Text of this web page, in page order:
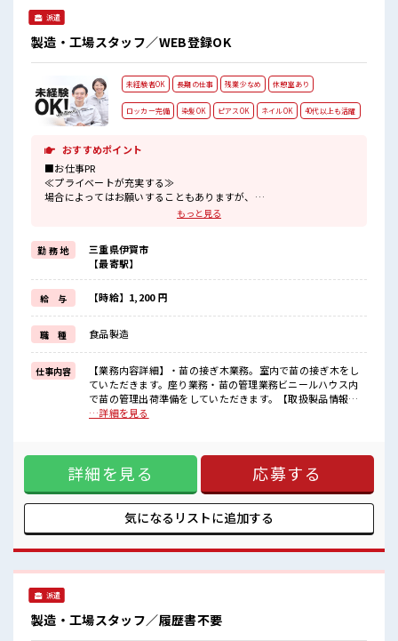
派遣
製造・工場スタッフ／WEB登録OK
未経験者OK 長期の仕事 残業少なめ 休憩室あり
ロッカー完備 染髪OK ピアスOK ネイルOK 40代以上も活躍
おすすめポイント
■お仕事PR
≪プライベートが充実する≫
場合によってはお願いすることもありますが、
明るすぎたり奇抜でなければ基本的に自由！
(規定有)≪初めての仕事だけど自分にもできそう≫
新しいことにチャレンジするのは不安だけど、
しっかり働く環境が整っています！
イチからスキルUP・ステップUP目指していきましょう！
≪自分に向いている仕事が探せる≫
困った事などがあれば、
担当がしっかりサポートします！
■職場の雰囲気
派手すぎなければ多少のヘアカラーもOKなのはウレシイPoint☆
休憩室で楽しくランチ♪
時間があれば昼寝もしちゃおう！
もっと見る
勤 務 地
三重県伊賀市
【最寄駅】
給 与 【時給】1,200 円
職 種 食品製造
仕事内容
【業務内容詳細】・苗の接ぎ木業務。室内で苗の接ぎ木をし
ていただきます。座り業務・苗の管理業務ビニールハウス内
で苗の管理出荷準備をしていただきます。【取扱製品情報】
トマト等の苗 ■お仕事PR ≪プライベートが充実する≫ 場合に
奇抜でなければ基本的に自由！ (規定有)≪初めての仕事だけ
ど自分にもできそう≫ 新しいことにチャレンジするのは不安
だけど、 しっかり働く環境が整っています！ イチからスキル
UP・ステップUP目指していきましょう！ ≪自分に向いてい
る仕事が探せる≫ 困った事などがあれば、 担当がしっかりサ
ポートします！ ■職場の雰囲気 派手すぎなければ多少のヘア
時間があれば昼寝もしちゃおう！ ロッカーあり！ 安心してお
仕事に集中♪
…詳細を見る
詳細を見る 応募する
気になるリストに追加する
派遣
製造・工場スタッフ／履歴書不要